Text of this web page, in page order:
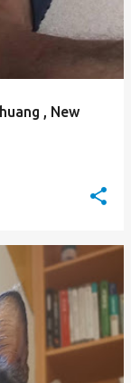
, New